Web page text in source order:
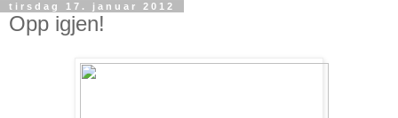
tirsdag 17. januar 2012
Opp igjen!